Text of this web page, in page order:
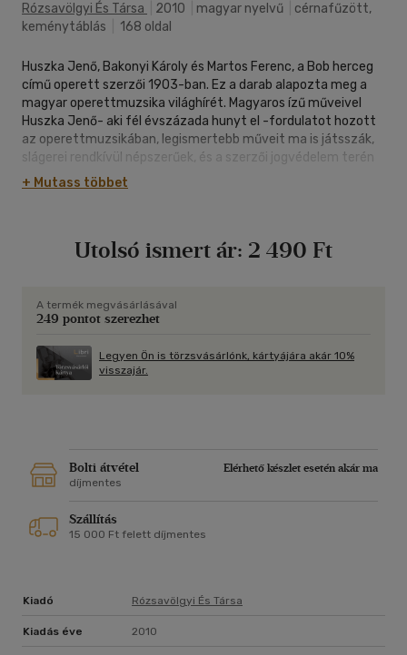
Rózsavölgyi És Társa 2010 magyar nyelvű
cérnafűzött,
keménytáblás
168 oldal
Huszka Jenő, Bakonyi Károly és Martos Ferenc, a Bob herceg
című operett szerzői 1903-ban. Ez a darab alapozta meg a
magyar operettmuzsika világhírét. Magyaros ízű műveivel
Huszka Jenő- aki fél évszázada hunyt el -fordulatot hozott
az operettmuzsikában, legismertebb műveit ma is játsszák,
slágerei rendkívül népszerűek, és a szerzői jogvédelem terén
is elévülhetetlen érdemei vannak. Mindezt híven
dokumentálja életregénye.
+ Mutass többet
Utolsó ismert ár: 2 490 Ft
A termék megvásárlásával
249 pontot szerezhet
Legyen Ön is törzsvásárlónk, kártyájára akár 10%
visszajár.
Bolti átvétel
Elérhető készlet esetén akár ma
díjmentes
Szállítás
15 000 Ft felett díjmentes
Kiadó Rózsavölgyi És Társa
Kiadás éve 2010